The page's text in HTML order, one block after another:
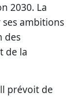
2030. La
ambitions
des
de la
prévoit de